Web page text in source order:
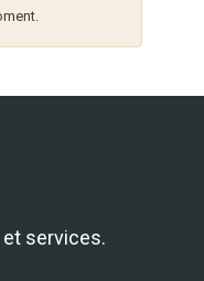
services.